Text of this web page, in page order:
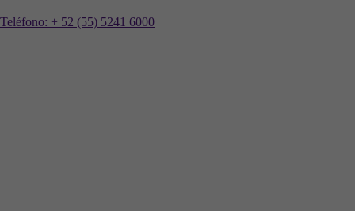
Teléfono: + 52 (55) 5241 6000